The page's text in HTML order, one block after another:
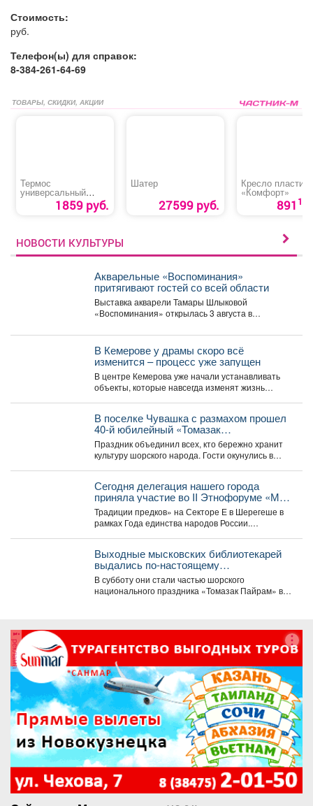
Стоимость:
руб.
Телефон(ы) для справок:
8-384-261-64-69
ТОВАРЫ, СКИДКИ, АКЦИИ
Термос
универсальный
«Арктика»1859 руб.
Шатер
27599 руб.
Кресло
«Комфорт»
891 10
НОВОСТИ КУЛЬТУРЫ
Акварельные «Воспоминания»
притягивают гостей со всей области
Выставка акварели Тамары Шлыковой
«Воспоминания» открылась 3 августа в
В Кемерове у драмы скоро всё
изменится – процесс уже запущен
В центре Кемерова уже начали устанавливать
объекты, которые навсегда изменят жизнь
В поселке Чувашка с размахом прошел
40-й юбилейный «Томазак
Пайрам-2026».
Праздник объединил всех, кто бережно хранит
культуру шорского народа. Гости окунулись в
Сегодня делегация нашего города
приняла участие во II Этнофоруме «Мир
коренных народов.
Традиции предков» на Секторе Е в Шерегеше в
рамках Года единства народов России.
Выходные мысковских библиотекарей
выдались по-настоящему
насыщенными, яркими и этническими!
В субботу они стали частью шорского
национального праздника «Томазак Пайрам» в
реклама